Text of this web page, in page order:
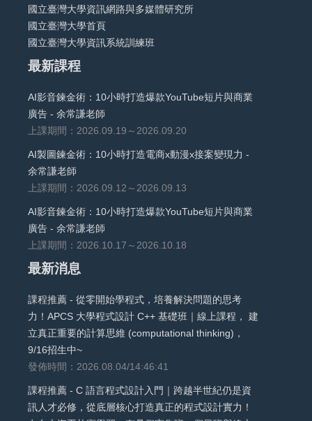
國立臺灣大學資訊網路與多媒體研究所
國立臺灣大學首頁
國立臺灣大學資訊系統訓練班
最新課程
AI影音鍊金術：10小時打造爆款YouTube短片與商業
廣告 - 余常謙老師
上課期間：2026.09.19～2026.09.20
AI製圖鍊金術：10小時打造電商x動漫x接案變現力 -
余常謙老師
上課期間：2026.09.12～2026.09.13
AI影音鍊金術：10小時打造爆款YouTube短片與商業
廣告 - 余常謙老師
上課期間：2026.10.17～2026.10.18
最新消息
課程推薦 - 從零開始學程式，培養解決問題的思考
力！APCS 大學程式設計 C++ 基礎班｜線上課程， 建
立真正重要的計算思維 (computational thinking)，
9/16招生中~
發佈時間：2026.08.04/14:46:41
課程推薦 - C 語言程式設計入門｜跨越半世紀仍是資
訊人才必修，從底層核心打造真正的程式設計實力！